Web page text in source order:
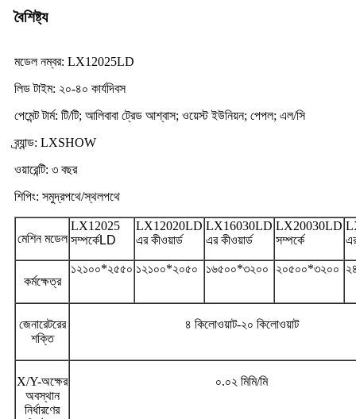
বৈশিষ্ট্য
মডেল নম্বর: LX12025LD
লিড টাইম: ২০-৪০ কার্যদিবস
পেমেন্ট টার্ম: টি/টি; আলিবাবা ট্রেড আশ্বাস; ওয়েস্ট ইউনিয়ন; পেপল; এল/সি
ব্র্যান্ড: LXSHOW
ওয়ারেন্টি: ৩ বছর
শিপিং: সমুদ্রপথে/স্থলপথে
মেশিন মডেল
LX12025
সম্পর্কেLD
LX12020LD
এর কীওয়ার্ড
LX16030LD
এর কীওয়ার্ড
LX20030LD
সম্পর্কে
কর্মক্ষেত্র
১২১০০*২৫৫০ ১২১০০*২০৫০ ১৬৫০০*৩২০০ ২০৫০০*৩২০০
জেনারেটরের
শক্তি
৪ কিলোওয়াট-২০ কিলোওয়াট
X/Y-অক্ষের
অবস্থান
নির্ধারণের
০.০২ মিমি/মি